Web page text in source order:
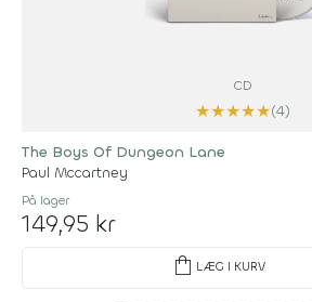
CD
★★★★★(4)
The Boys Of Dungeon Lane
Paul Mccartney
På lager
149,95 kr
shopping_bag LÆG I KURV